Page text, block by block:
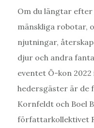
Om du längtar efter
mänskliga robotar,
njutningar,
djur och andra
eventet Ö-kon 2022
hedersgäster är de
Kornfeldt och Boel
författarkollektivet